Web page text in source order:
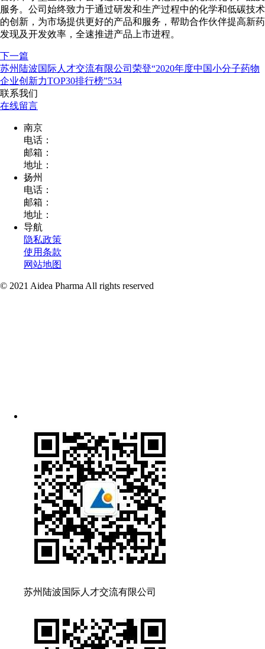
服务。公司始终致力于通过研发和生产过程中的化学和低碳技术
的创新，为市场提供更好的产品和服务，帮助合作伙伴提高新药
发现及开发效率，全速推进产品上市进程。
下一篇
苏州陆波国际人才交流有限公司荣登“2020年度中国小分子药物
企业创新力TOP30排行榜”534
联系我们
在线留言
南京
电话：
邮箱：
地址：
扬州
电话：
邮箱：
地址：
导航
隐私政策
使用条款
网站地图
© 2021 Aidea Pharma All rights reserved
苏州陆波国际人才交流有限公司